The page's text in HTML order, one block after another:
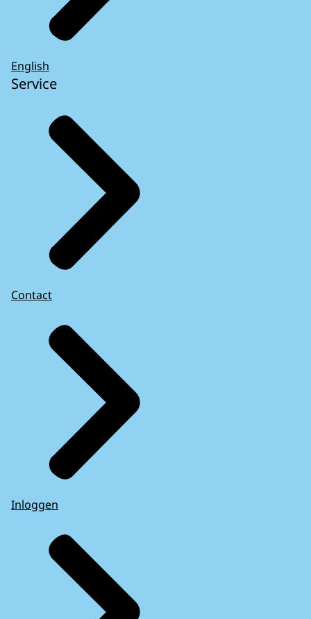
English
Service
Contact
Inloggen